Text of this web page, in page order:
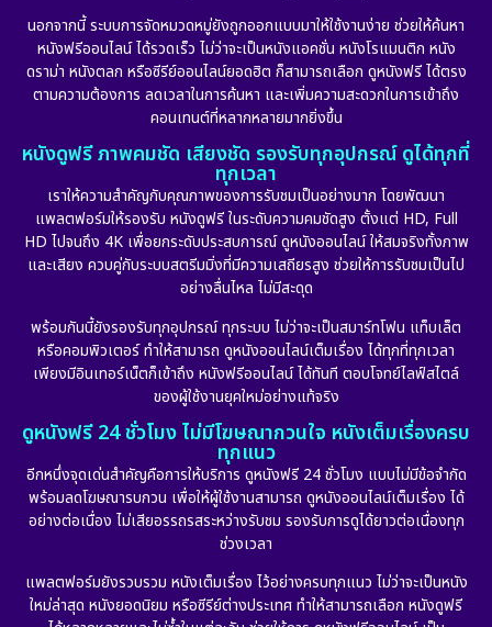
นอกจากนี้ ระบบการจัดหมวดหมู่ยังถูกออกแบบมาให้ใช้งานง่าย ช่วยให้ค้นหา
หนังฟรีออนไลน์ ได้รวดเร็ว ไม่ว่าจะเป็นหนังแอคชั่น หนังโรแมนติก หนัง
ดราม่า หนังตลก หรือซีรีย์ออนไลน์ยอดฮิต ก็สามารถเลือก ดูหนังฟรี ได้ตรง
ตามความต้องการ ลดเวลาในการค้นหา และเพิ่มความสะดวกในการเข้าถึง
คอนเทนต์ที่หลากหลายมากยิ่งขึ้น
หนังดูฟรี ภาพคมชัด เสียงชัด รองรับทุกอุปกรณ์ ดูได้ทุกที่
ทุกเวลา
เราให้ความสำคัญกับคุณภาพของการรับชมเป็นอย่างมาก โดยพัฒนา
แพลตฟอร์มให้รองรับ หนังดูฟรี ในระดับความคมชัดสูง ตั้งแต่ HD, Full
HD ไปจนถึง 4K เพื่อยกระดับประสบการณ์ ดูหนังออนไลน์ ให้สมจริงทั้งภาพ
และเสียง ควบคู่กับระบบสตรีมมิ่งที่มีความเสถียรสูง ช่วยให้การรับชมเป็นไป
อย่างลื่นไหล ไม่มีสะดุด
พร้อมกันนี้ยังรองรับทุกอุปกรณ์ ทุกระบบ ไม่ว่าจะเป็นสมาร์ทโฟน แท็บเล็ต
หรือคอมพิวเตอร์ ทำให้สามารถ ดูหนังออนไลน์เต็มเรื่อง ได้ทุกที่ทุกเวลา
เพียงมีอินเทอร์เน็ตก็เข้าถึง หนังฟรีออนไลน์ ได้ทันที ตอบโจทย์ไลฟ์สไตล์
ของผู้ใช้งานยุคใหม่อย่างแท้จริง
ดูหนังฟรี 24 ชั่วโมง ไม่มีโฆษณากวนใจ หนังเต็มเรื่องครบ
ทุกแนว
อีกหนึ่งจุดเด่นสำคัญคือการให้บริการ ดูหนังฟรี 24 ชั่วโมง แบบไม่มีข้อจำกัด
พร้อมลดโฆษณารบกวน เพื่อให้ผู้ใช้งานสามารถ ดูหนังออนไลน์เต็มเรื่อง ได้
อย่างต่อเนื่อง ไม่เสียอรรถรสระหว่างรับชม รองรับการดูได้ยาวต่อเนื่องทุก
ช่วงเวลา
แพลตฟอร์มยังรวบรวม หนังเต็มเรื่อง ไว้อย่างครบทุกแนว ไม่ว่าจะเป็นหนัง
ใหม่ล่าสุด หนังยอดนิยม หรือซีรีย์ต่างประเทศ ทำให้สามารถเลือก หนังดูฟรี